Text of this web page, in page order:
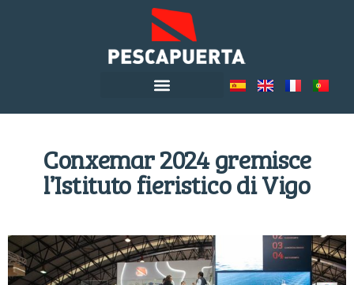
Conxemar 2024 gremisce
l’Istituto fieristico di Vigo